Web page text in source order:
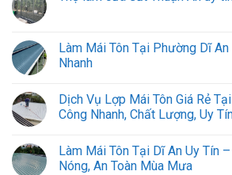
Làm Mái Tôn Tại Phường Dĩ An
Nhanh
Dịch Vụ Lợp Mái Tôn Giá Rẻ
Công Nhanh, Chất Lượng, Uy
Làm Mái Tôn Tại Dĩ An Uy Tín
Nóng, An Toàn Mùa Mưa